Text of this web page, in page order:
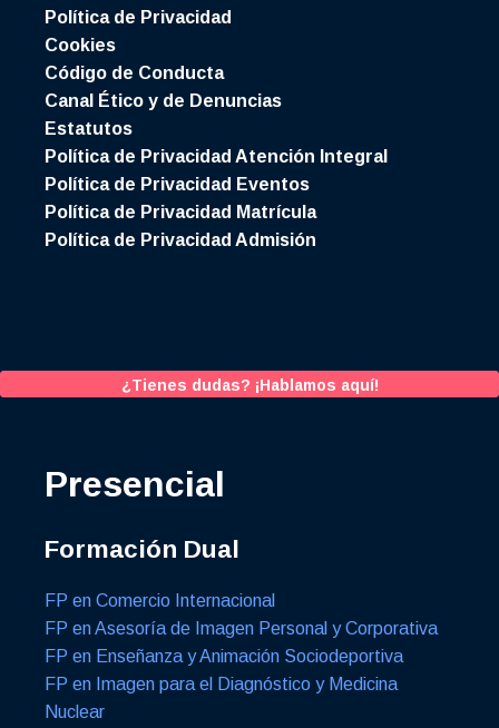
Política de Privacidad
Cookies
Código de Conducta
Canal Ético y de Denuncias
Estatutos
Política de Privacidad Atención Integral
Política de Privacidad Eventos
Política de Privacidad Matrícula
Política de Privacidad Admisión
¿Tienes dudas? ¡Hablamos aquí!
Presencial
Formación Dual
FP en Comercio Internacional
FP en Asesoría de Imagen Personal y Corporativa
FP en Enseñanza y Animación Sociodeportiva
FP en Imagen para el Diagnóstico y Medicina
Nuclear